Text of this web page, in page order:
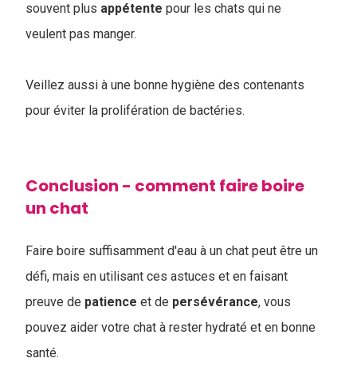
souvent plus appétente pour les chats qui ne
veulent pas manger.
Veillez aussi à une bonne hygiène des contenants
pour éviter la prolifération de bactéries.
Conclusion - comment faire boire
un chat
Faire boire suffisamment d'eau à un chat peut être un
défi, mais en utilisant ces astuces et en faisant
preuve de patience et de persévérance, vous
pouvez aider votre chat à rester hydraté et en bonne
santé.